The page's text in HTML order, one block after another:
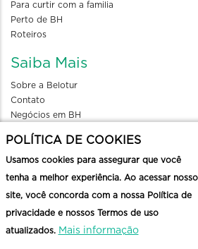
Para curtir com a familia
Perto de BH
Roteiros
Saiba Mais
Sobre a Belotur
Contato
Negócios em BH
Divulgue seu evento
Envio de informações para divulgação de
Horizonte
CADASTRAR
POLÍTICA DE COOKIES
Usamos cookies para assegurar que você
tenha a melhor experiência. Ao acessar nosso
site, você concorda com a nossa Política de
privacidade e nossos Termos de uso
atualizados. Mais informação